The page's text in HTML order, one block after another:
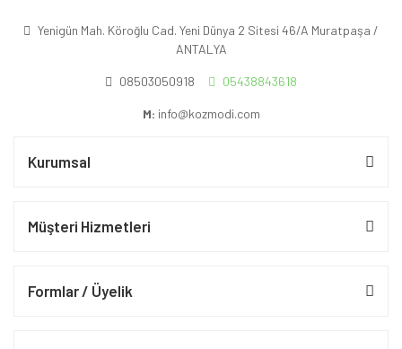
Yenigün Mah. Köroğlu Cad. Yeni Dünya 2 Sitesi 46/A Muratpaşa /
ANTALYA
08503050918 05438843618
M: info@kozmodi.com
Kurumsal
Müşteri Hizmetleri
Formlar / Üyelik